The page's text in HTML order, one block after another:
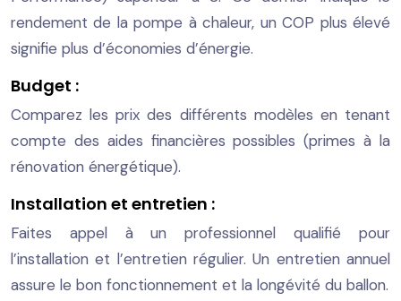
rendement de la pompe à chaleur, un COP plus élevé
signifie plus d’économies d’énergie.
Budget :
Comparez les prix des différents modèles en tenant
compte des aides financières possibles (primes à la
rénovation énergétique).
Installation et entretien :
Faites appel à un professionnel qualifié pour
l’installation et l’entretien régulier. Un entretien annuel
assure le bon fonctionnement et la longévité du ballon.